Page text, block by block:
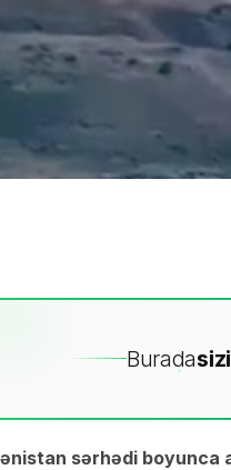
Burada
sərhədi boyunca